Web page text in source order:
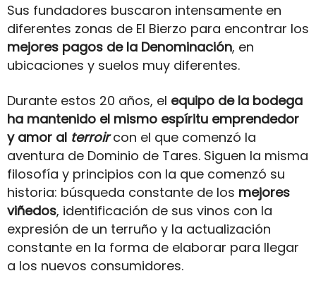
Sus fundadores buscaron intensamente en
diferentes zonas de El Bierzo para encontrar los
mejores pagos de la Denominación, en
ubicaciones y suelos muy diferentes.
Durante estos 20 años, el equipo de la bodega
ha mantenido el mismo espíritu emprendedor
y amor al terroircon el que comenzó la
aventura de Dominio de Tares. Siguen la misma
filosofía y principios con la que comenzó su
historia: búsqueda constante de los mejores
viñedos, identificación de sus vinos con la
expresión de un terruño y la actualización
constante en la forma de elaborar para llegar
a los nuevos consumidores.